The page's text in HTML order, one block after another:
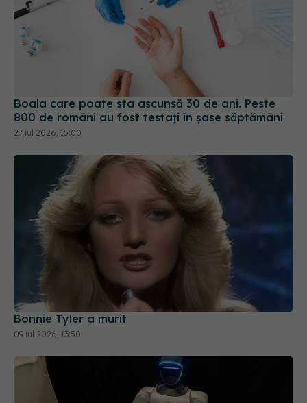
Boala care poate sta ascunsă 30 de ani. Peste
800 de români au fost testați în șase săptămâni
27 iul 2026, 15:00
Bonnie Tyler a murit
09 iul 2026, 13:50